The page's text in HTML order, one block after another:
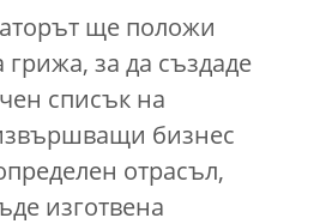
ще положи
за да създаде
списък на
бизнес
отрасъл,
изготвена